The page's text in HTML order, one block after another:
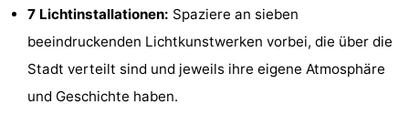
Spielplätze
7 Lichtinstallationen: Spaziere an sieben
beeindruckenden Lichtkunstwerken vorbei, die über die
Stadt verteilt sind und jeweils ihre eigene Atmosphäre
und Geschichte haben.